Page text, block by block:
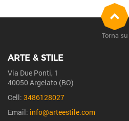
ARTE & STILE
Via Due Ponti, 1
40050 Argelato (BO)
Cell: 3486128027
Email: info@arteestile.com
Torna su